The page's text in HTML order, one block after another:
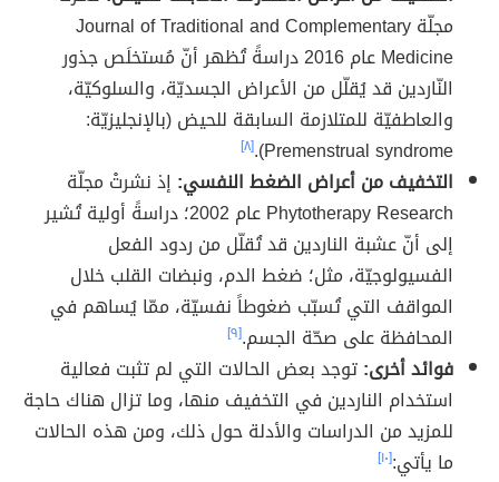
مجلّة Journal of Traditional and Complementary
Medicine عام 2016 دراسةً تُظهر أنّ مُستخلَص جذور
النّاردين قد يُقلّل من الأعراض الجسديّة، والسلوكيّة،
والعاطفيّة للمتلازمة السابقة للحيض (بالإنجليزيّة:
Premenstrual syndrome). [٨]
التخفيف من أعراض الضغط النفسي: إذ نشرتْ مجلّة
Phytotherapy Research عام 2002؛ دراسةً أولية تُشير
إلى أنّ عشبة الناردين قد تُقلّل من ردود الفعل
الفسيولوجيّة، مثل؛ ضغط الدم، ونبضات القلب خلال
المواقف التي تُسبّب ضغوطاً نفسيّة، ممّا يُساهم في
المحافظة على صحّة الجسم.[٩]
فوائد أخرى:توجد بعض الحالات التي لم تثبت فعالية
استخدام الناردين في التخفيف منها، وما تزال هناك حاجة
للمزيد من الدراسات والأدلة حول ذلك، ومن هذه الحالات
ما يأتي:[١٠]